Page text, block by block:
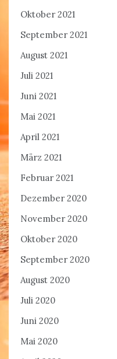
Oktober 2021
September 2021
August 2021
Juli 2021
Juni 2021
Mai 2021
April 2021
März 2021
Februar 2021
Dezember 2020
November 2020
Oktober 2020
September 2020
August 2020
Juli 2020
Juni 2020
Mai 2020